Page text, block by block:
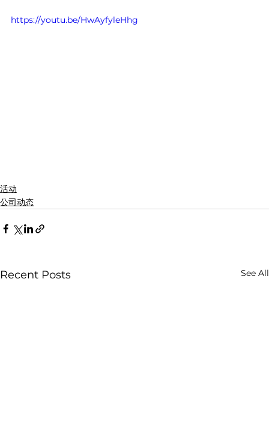
https://youtu.be/HwAyfyleHhg
活动
公司动态
Recent Posts See All